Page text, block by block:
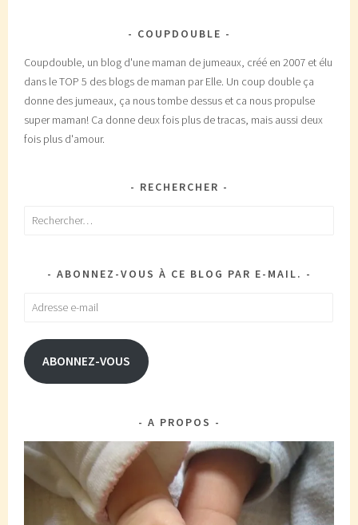
COUPDOUBLE
Coupdouble, un blog d'une maman de jumeaux, créé en 2007 et élu
dans le TOP 5 des blogs de maman par Elle. Un coup double ça
donne des jumeaux, ça nous tombe dessus et ca nous propulse
super maman! Ca donne deux fois plus de tracas, mais aussi deux
fois plus d'amour.
RECHERCHER
Rechercher :
ABONNEZ-VOUS À CE BLOG PAR E-MAIL.
Adresse
mail
ABONNEZ-VOUS
A PROPOS